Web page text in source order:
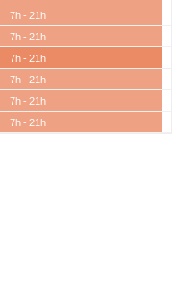
7h - 21h
7h - 21h
7h - 21h
7h - 21h
7h - 21h
7h - 21h